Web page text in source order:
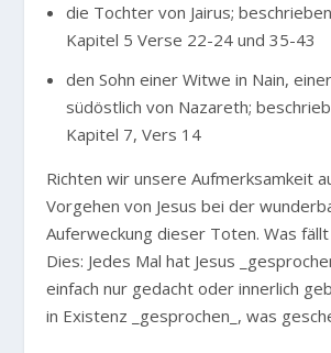
die Tochter von Jairus;
Kapitel 5 Verse 22-24 und 35-43
den Sohn einer Witwe in Nain,
südöstlich von Nazareth;
Kapitel 7, Vers 14
Richten wir unsere Aufmerksamkeit
Vorgehen von Jesus bei der
Auferweckung dieser Toten. Was
Dies: Jedes Mal hat Jesus
einfach nur gedacht oder innerlich
in Existenz _gesprochen_, was